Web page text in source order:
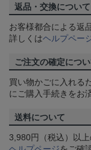
返品・交換について
お客様都合による返
詳しくはヘルプペー
ご注文の確定につ
買い物かごに入れる
にご購入手続きをお
送料について
3,980円（税込）以